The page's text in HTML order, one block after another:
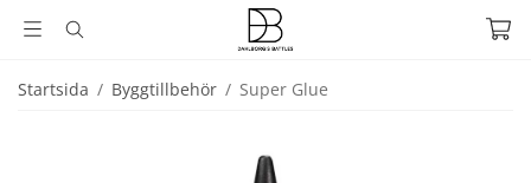
Startsida / Byggtillbehör / Super Glue